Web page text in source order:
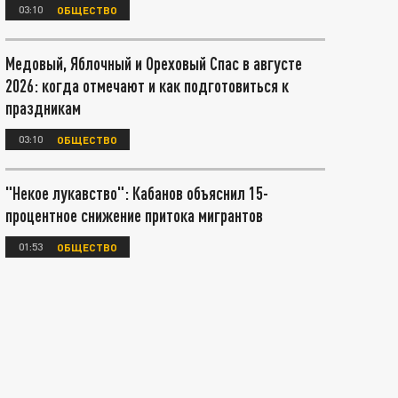
03:10 ОБЩЕСТВО
Медовый, Яблочный и Ореховый Спас в августе
2026: когда отмечают и как подготовиться к
праздникам
03:10 ОБЩЕСТВО
"Некое лукавство": Кабанов объяснил 15-
процентное снижение притока мигрантов
01:53 ОБЩЕСТВО